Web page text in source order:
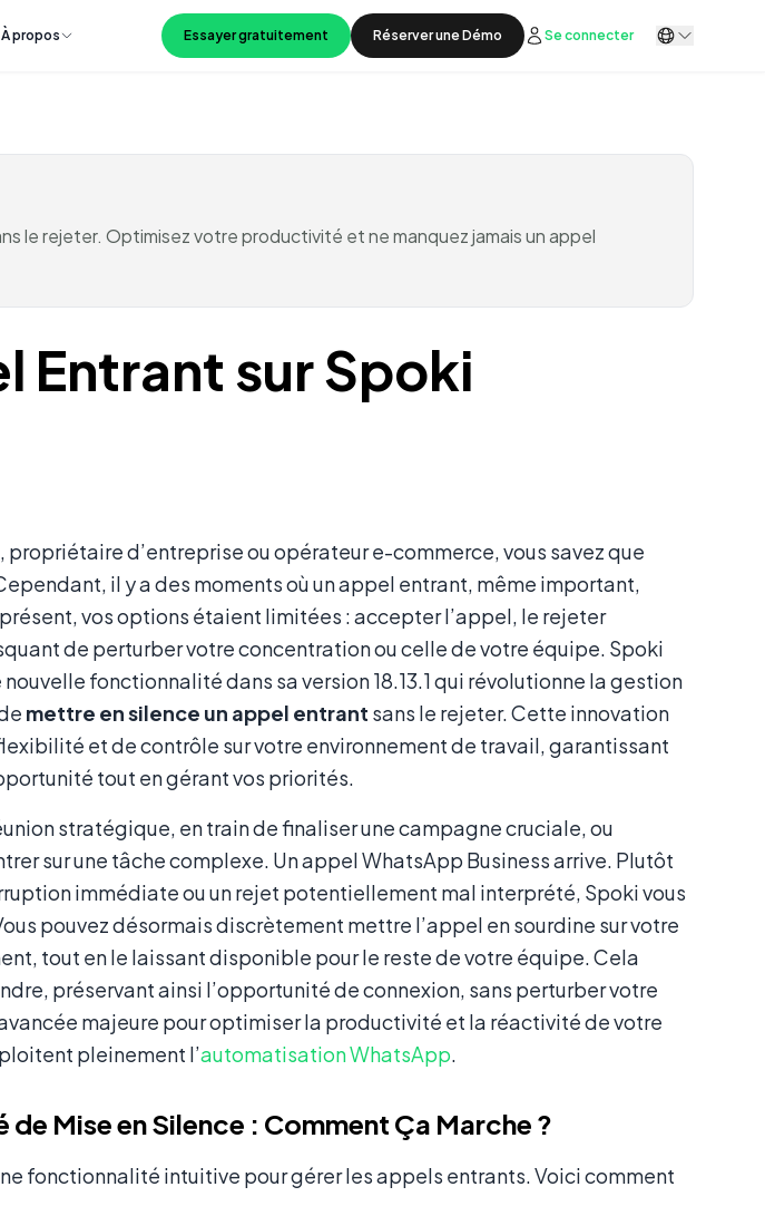
À propos Essayer gratuitement Réserver une Démo Se connecter
le rejeter. Optimisez votre productivité et ne manquez jamais un appel
Entrant sur Spoki
d’entreprise ou opérateur e-commerce, vous savez que
il y a des moments où un appel entrant, même important,
vos options étaient limitées : accepter l’appel, le rejeter
de perturber votre concentration ou celle de votre équipe. Spoki
fonctionnalité dans sa version 18.13.1 qui révolutionne la gestion
mettre en silence un appel entrant sans le rejeter. Cette innovation
et de contrôle sur votre environnement de travail, garantissant
tout en gérant vos priorités.
stratégique, en train de finaliser une campagne cruciale, ou
sur une tâche complexe. Un appel WhatsApp Business arrive. Plutôt
immédiate ou un rejet potentiellement mal interprété, Spoki vous
pouvez désormais discrètement mettre l’appel en sourdine sur votre
tout en le laissant disponible pour le reste de votre équipe. Cela
préservant ainsi l’opportunité de connexion, sans perturber votre
majeure pour optimiser la productivité et la réactivité de votre
pleinement l’automatisation WhatsApp.
Mise en Silence : Comment Ça Marche ?
fonctionnalité intuitive pour gérer les appels entrants. Voici comment